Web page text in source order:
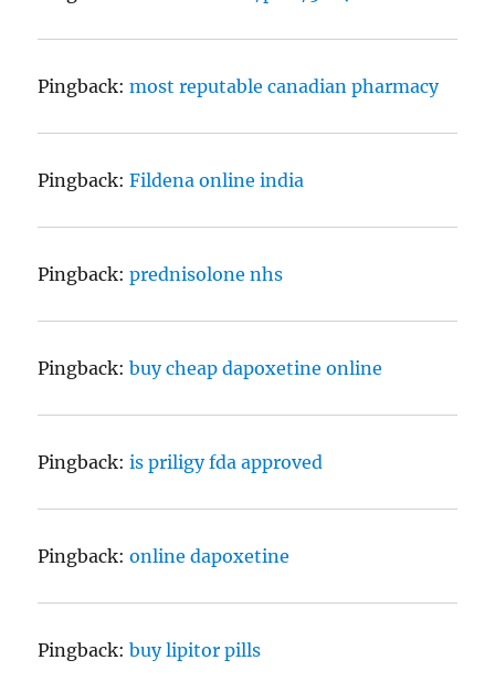
Pingback:most reputable canadian pharmacy
Pingback:Fildena online india
Pingback:prednisolone nhs
Pingback:buy cheap dapoxetine online
Pingback:is priligy fda approved
Pingback:online dapoxetine
Pingback:buy lipitor pills